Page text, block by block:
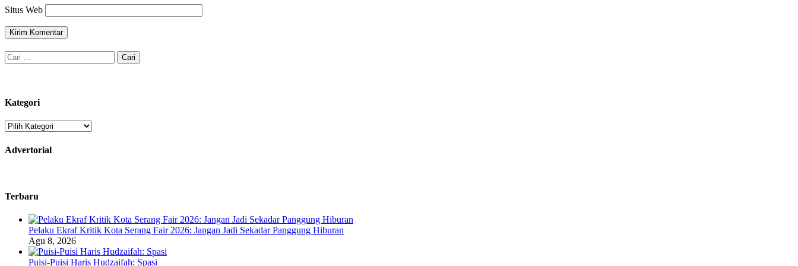
Situs Web
Cari
untuk:
Kategori
Kategori
Advertorial
Terbaru
Pelaku Ekraf Kritik Kota Serang Fair 2026: Jangan Jadi Sekadar Panggung Hiburan
Agu 8, 2026
Puisi-Puisi Haris Hudzaifah: Spasi